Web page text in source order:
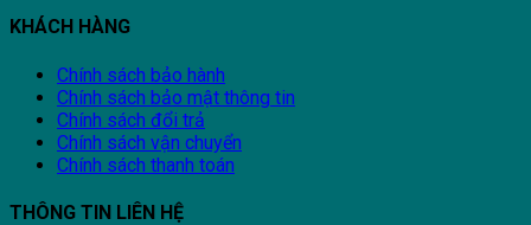
KHÁCH HÀNG
Chính sách bảo hành
Chính sách bảo mật thông tin
Chính sách đổi trả
Chính sách vận chuyển
Chính sách thanh toán
THÔNG TIN LIÊN HỆ